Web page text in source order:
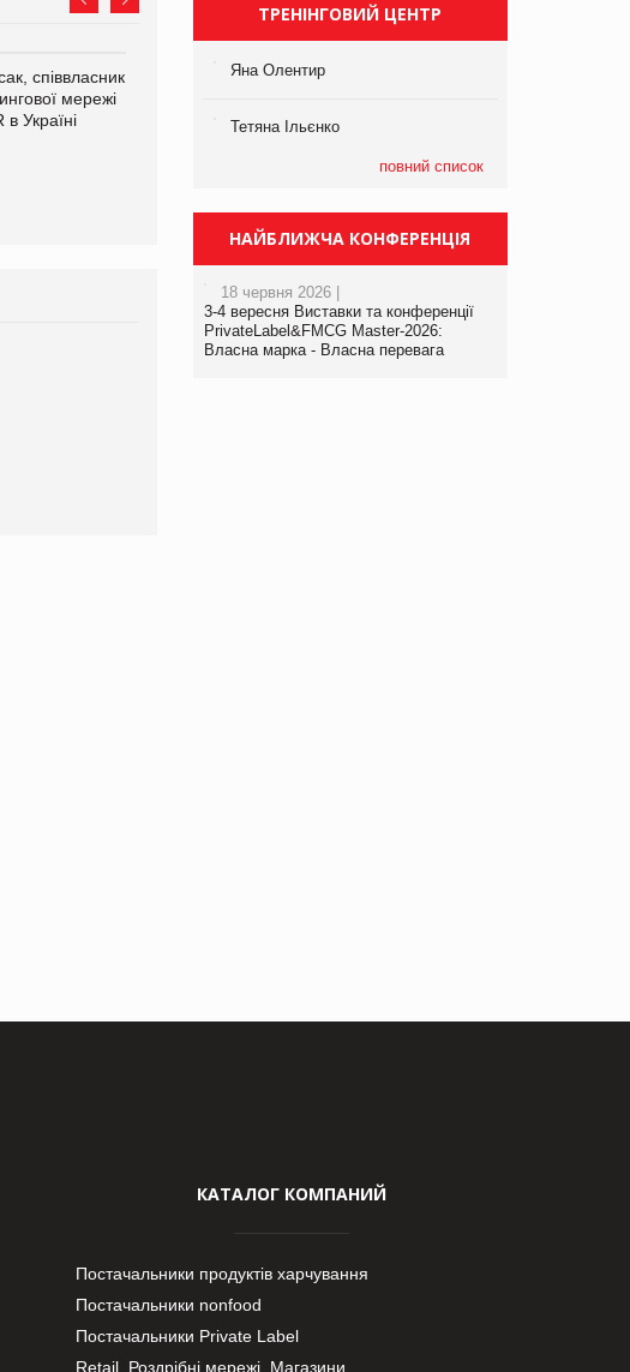
співвласник
мережі
в Україні
Олексій Логачов-Михайлов
департаменту з
ТРЕНІНГОВИЙ ЦЕНТР
Яна Олентир
Тетяна Ільєнко
повний список
НАЙБЛИЖЧА КОНФЕРЕНЦІЯ
18 червня 2026 |
3-4 вересня Виставки та конференції
PrivateLabel&FMCG Master-2026:
Власна марка - Власна перевага
КАТАЛОГ КОМПАНИЙ
Постачальники продуктів харчування
Постачальники nonfood
Постачальники Private Label
Retail. Роздрібні мережі, Магазини